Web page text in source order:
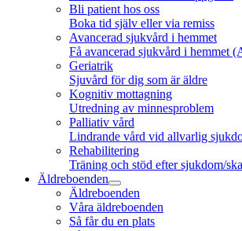
Bli patient hos oss
Boka tid själv eller via remiss
Avancerad sjukvård i hemmet
Få avancerad sjukvård i hemmet
Geriatrik
Sjuvård för dig som är äldre
Kognitiv mottagning
Utredning av minnesproblem
Palliativ vård
Lindrande vård vid allvarlig
Rehabilitering
Träning och stöd efter sjukdom/
Äldreboenden
Äldreboenden
Våra äldreboenden
Så får du en plats